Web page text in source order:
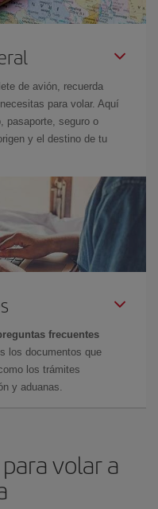
de avión, recuerda
para volar. Aquí
pasaporte, seguro o
y el destino de tu
frecuentes
los documentos que
los trámites
y aduanas.
volar a